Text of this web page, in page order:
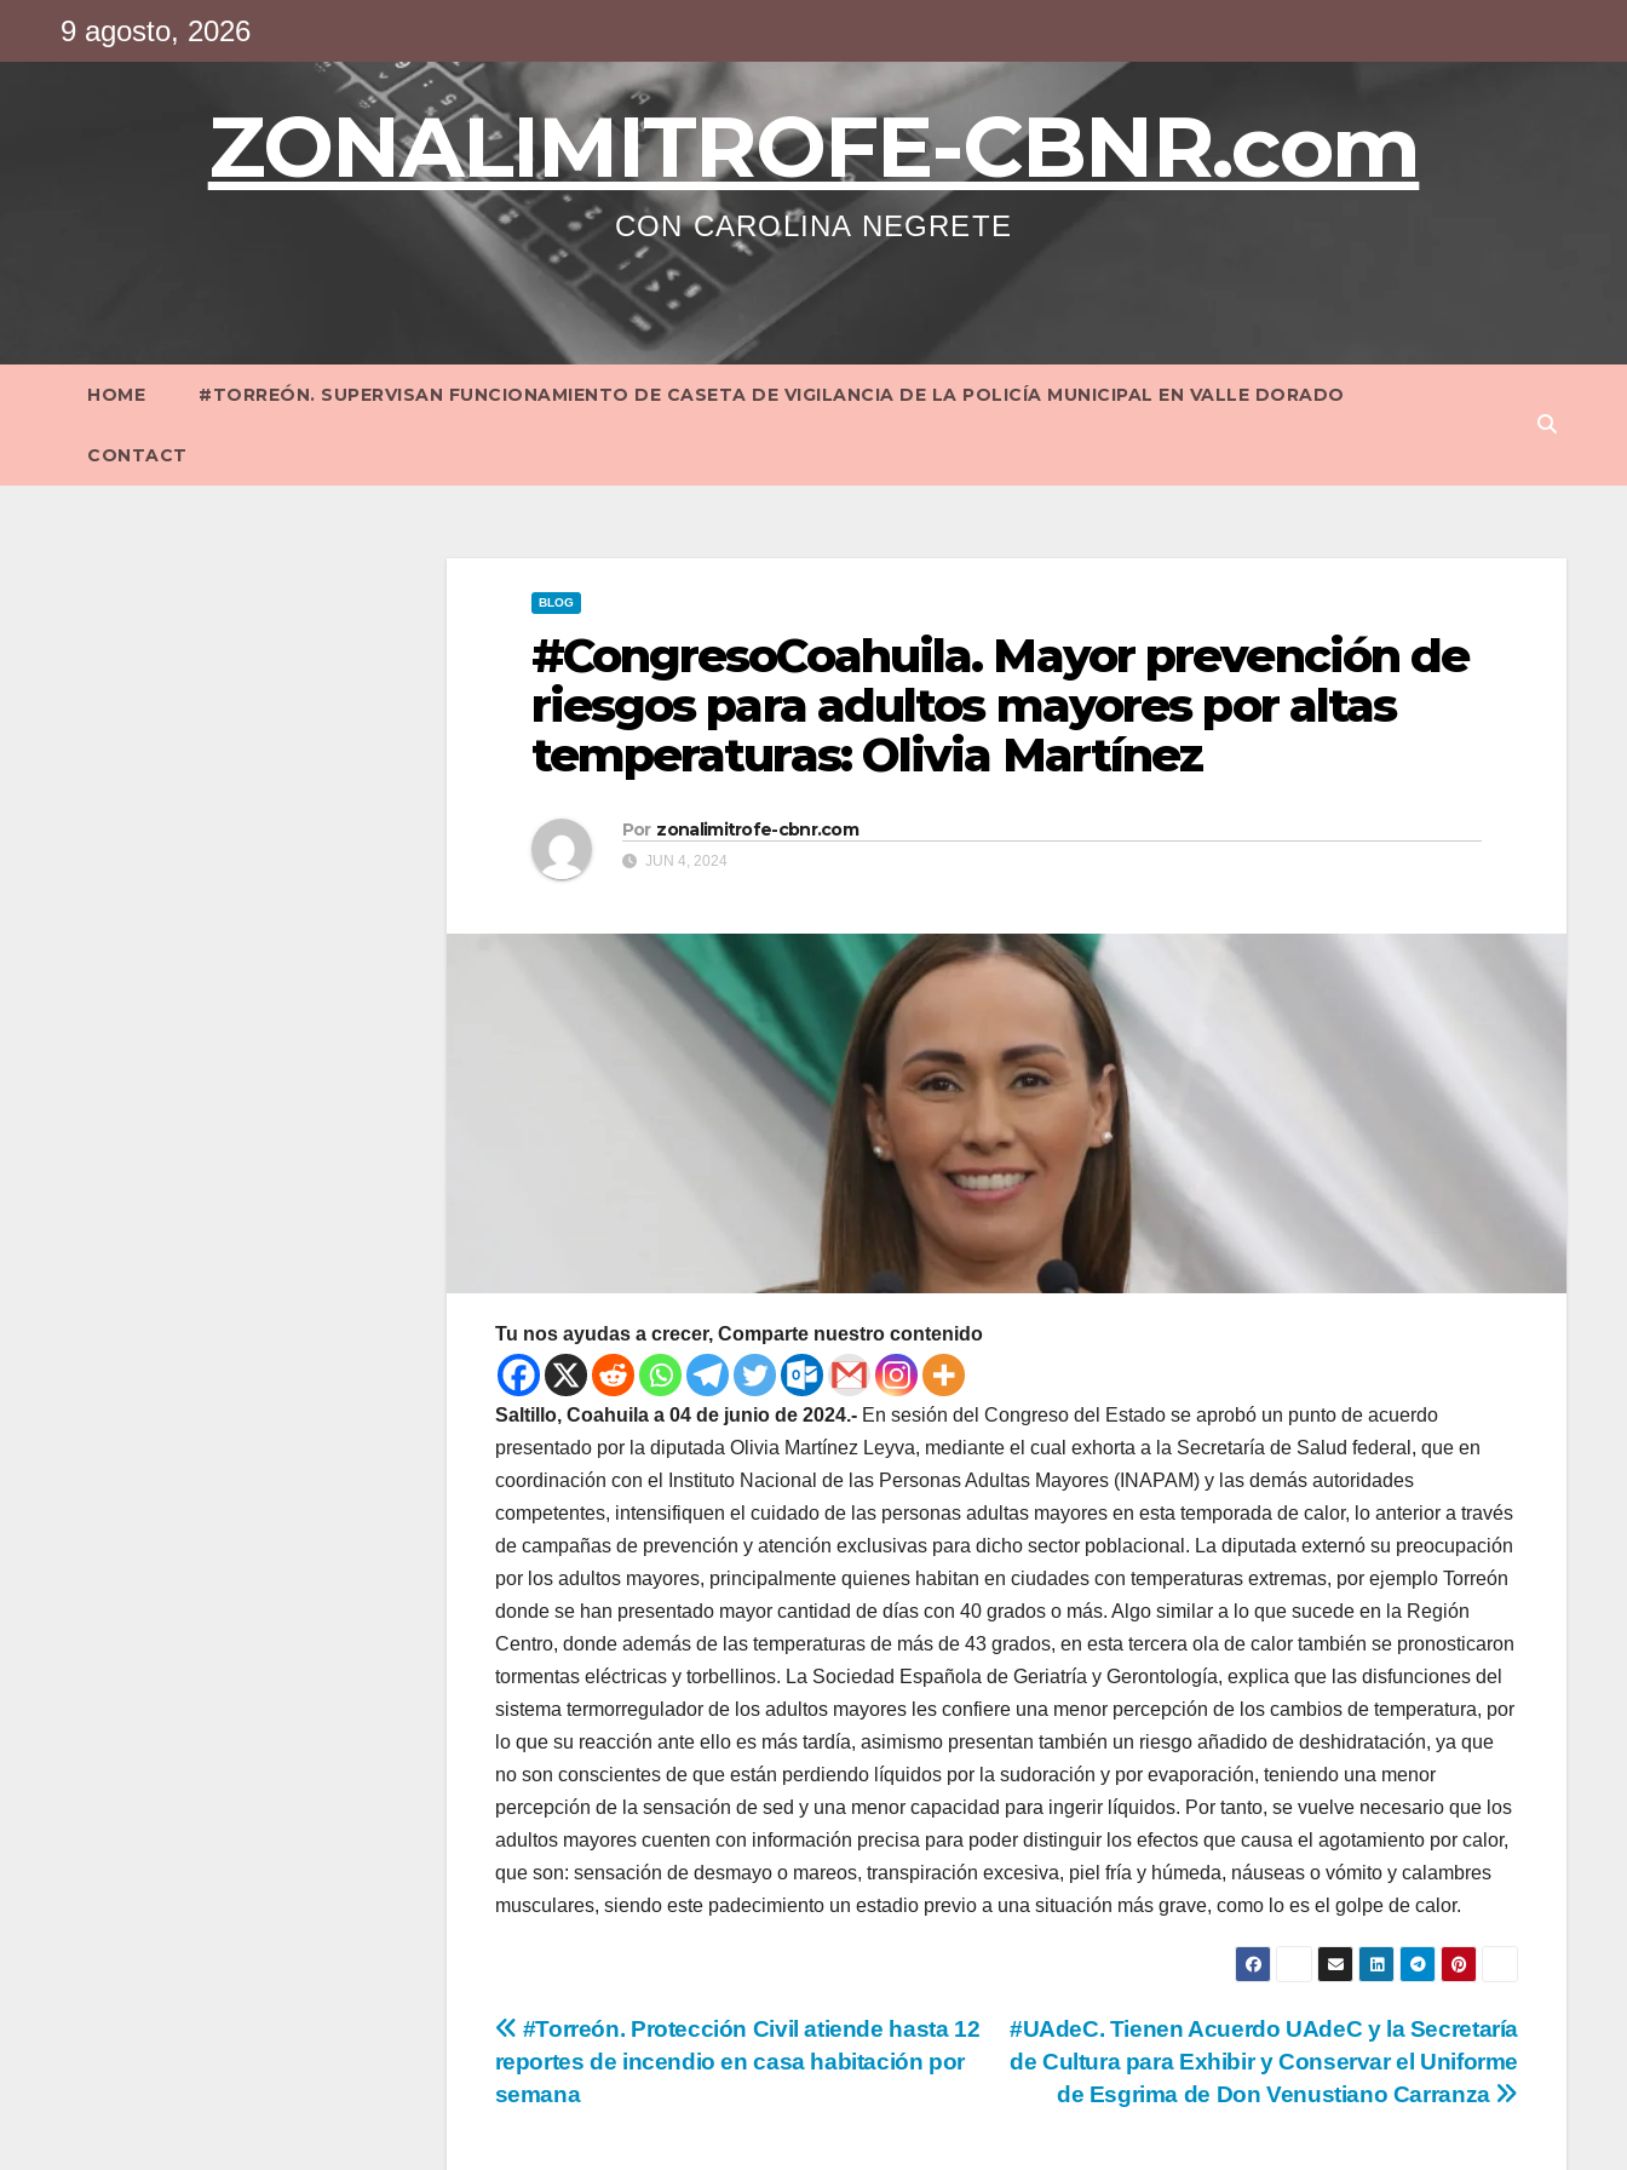
9 agosto, 2026
ZONALIMITROFE-CBNR.com
CON CAROLINA NEGRETE
HOME #TORREÓN. SUPERVISAN FUNCIONAMIENTO DE CASETA DE VIGILANCIA DE LA POLICÍA MUNICIPAL EN VALLE DORADO
CONTACT
BLOG
#CongresoCoahuila. Mayor prevención de
riesgos para adultos mayores por altas
temperaturas: Olivia Martínez
Por zonalimitrofe-cbnr.com
JUN 4, 2024
Tu nos ayudas a crecer, Comparte nuestro contenido
Saltillo, Coahuila a 04 de junio de 2024.-En sesión del Congreso del Estado se aprobó un punto de acuerdo
presentado por la diputada Olivia Martínez Leyva, mediante el cual exhorta a la Secretaría de Salud federal, que en
coordinación con el Instituto Nacional de las Personas Adultas Mayores (INAPAM) y las demás autoridades
competentes, intensifiquen el cuidado de las personas adultas mayores en esta temporada de calor, lo anterior a través
de campañas de prevención y atención exclusivas para dicho sector poblacional. La diputada externó su preocupación
por los adultos mayores, principalmente quienes habitan en ciudades con temperaturas extremas, por ejemplo Torreón
donde se han presentado mayor cantidad de días con 40 grados o más. Algo similar a lo que sucede en la Región
Centro, donde además de las temperaturas de más de 43 grados, en esta tercera ola de calor también se pronosticaron
tormentas eléctricas y torbellinos. La Sociedad Española de Geriatría y Gerontología, explica que las disfunciones del
sistema termorregulador de los adultos mayores les confiere una menor percepción de los cambios de temperatura, por
lo que su reacción ante ello es más tardía, asimismo presentan también un riesgo añadido de deshidratación, ya que
no son conscientes de que están perdiendo líquidos por la sudoración y por evaporación, teniendo una menor
percepción de la sensación de sed y una menor capacidad para ingerir líquidos. Por tanto, se vuelve necesario que los
adultos mayores cuenten con información precisa para poder distinguir los efectos que causa el agotamiento por calor,
que son: sensación de desmayo o mareos, transpiración excesiva, piel fría y húmeda, náuseas o vómito y calambres
musculares, siendo este padecimiento un estadio previo a una situación más grave, como lo es el golpe de calor.
Navegación
de
#UAdeC. Tienen Acuerdo UAdeC y la Secretaría
de Cultura para Exhibir y Conservar el Uniforme
de Esgrima de Don Venustiano Carranza
#Torreón. Protección Civil atiende hasta 12
reportes de incendio en casa habitación por
semana